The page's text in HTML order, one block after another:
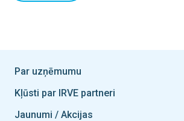
Par uzņēmumu
Kļūsti par IRVE partneri
Jaunumi / Akcijas